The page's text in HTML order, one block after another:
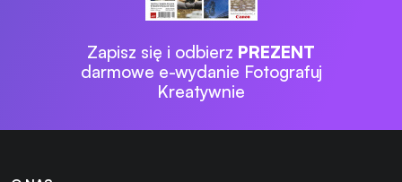
Zapisz się i odbierz PREZENT
darmowe e-wydanie Fotografuj
Kreatywnie